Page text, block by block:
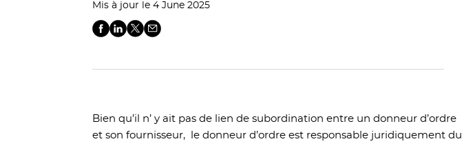
Mis à jour le 4 June 2025
Bien qu’il n’ y ait pas de lien de subordination entre un donneur d’ordre
et son fournisseur, le donneur d’ordre est responsable juridiquement du